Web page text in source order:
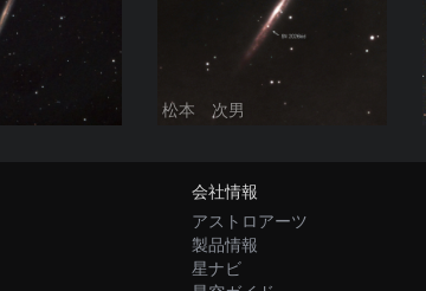
松本 次男
会社情報
アストロアーツ
製品情報
星ナビ